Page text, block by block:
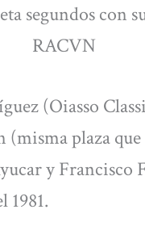
segundos con
RACVN
(Oiasso
plaza
y Francisco
1981.